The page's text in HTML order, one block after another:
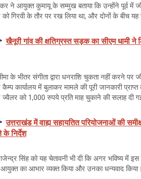
ने आयुक्त कुमायू के सम्मुख बताया कि उन्होंने पूर्व
गिरवी के तौर पर रख लिया था, और दोनों के बीच
खैनूरी गांव की क्षतिग्रस्त सड़क का सीएम धामी ने
के भीतर संगीता द्वारा धनराशि चुकता नहीं करने
कैम्प कार्यालय में बुलाकर मामले की पूरी जानकारी
ज्वैलर को 1,000 रुपये प्रति माह चुकाने की सलाह दी
उत्तराखंड में वाह्य सहायतित परियोजनाओं की
के निर्देश
सिंह को यह चेतावनी भी दी कि अगर भविष्य में इस
का आभार व्यक्त किया और उनका धन्यवाद किया।